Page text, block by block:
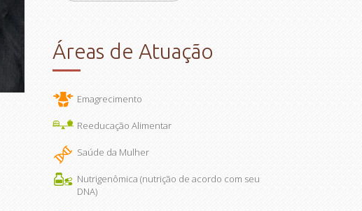
Áreas de Atuação
Emagrecimento
Reeducação Alimentar
Saúde da Mulher
Nutrigenômica (nutrição de acordo com seu
DNA)